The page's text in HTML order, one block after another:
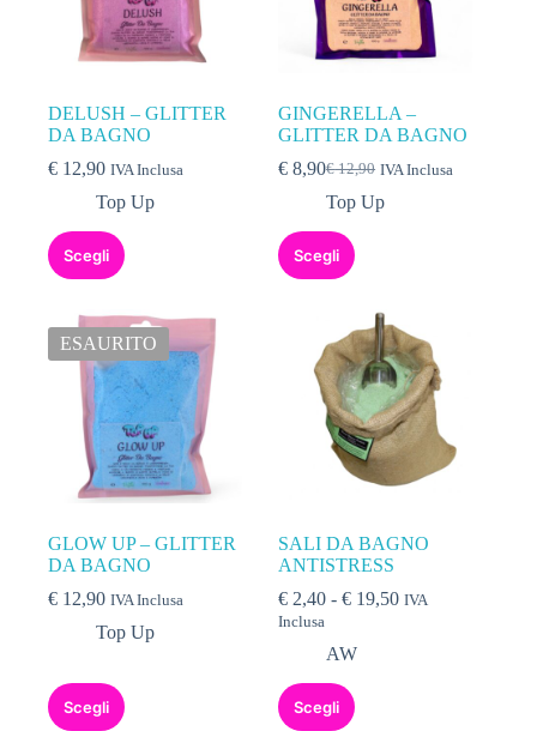
DELUSH – GLITTER
DA BAGNO
€ 12,90 IVA Inclusa
Top Up
Scegli
GINGERELLA –
GLITTER DA BAGNO
€12,90
€ 8,90 IVA Inclusa
Top Up
Scegli
ESAURITO
GLOW UP – GLITTER
DA BAGNO
€ 12,90 IVA Inclusa
Top Up
Scegli
SALI DA BAGNO
ANTISTRESS
€ 2,40 - € 19,50 IVA
Inclusa
AW
Scegli